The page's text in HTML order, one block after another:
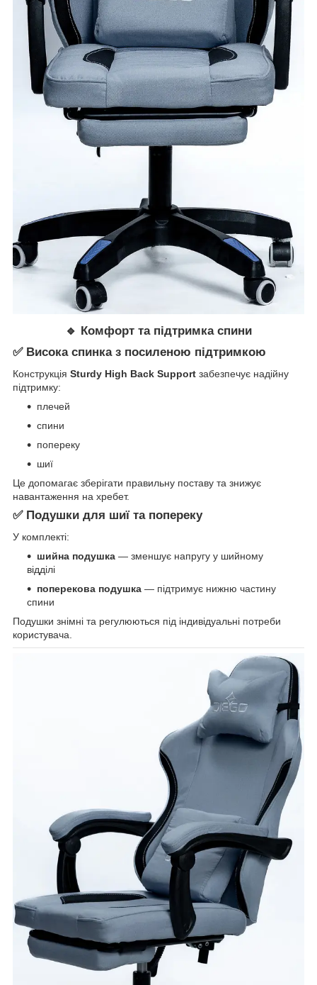
🔹 Комфорт та підтримка спини
✅ Висока спинка з посиленою підтримкою
Конструкція Sturdy High Back Support забезпечує надійну
підтримку:
плечей
спини
попереку
шиї
Це допомагає зберігати правильну поставу та знижує
навантаження на хребет.
✅ Подушки для шиї та попереку
У комплекті:
шийна подушка — зменшує напругу у шийному
відділі
поперекова подушка — підтримує нижню частину
спини
Подушки знімні та регулюються під індивідуальні потреби
користувача.